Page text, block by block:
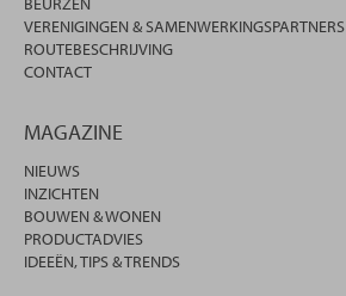
VERENIGINGEN & SAMENWERKINGSPARTNERS
ROUTEBESCHRIJVING
CONTACT
MAGAZINE
NIEUWS
INZICHTEN
BOUWEN & WONEN
PRODUCTADVIES
IDEEËN, TIPS & TRENDS